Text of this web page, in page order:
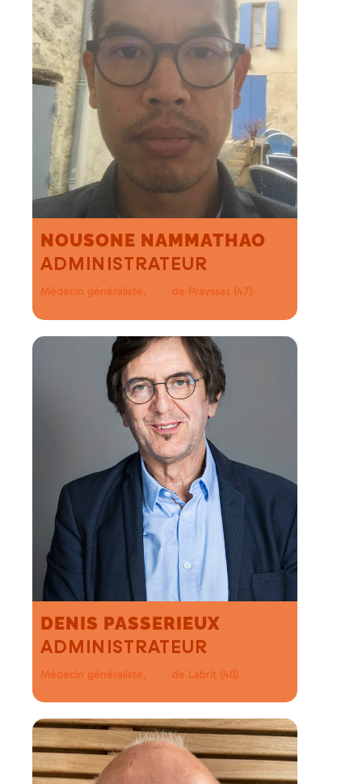
NOUSONE NAMMATHAO
ADMINISTRATEUR
Médecin généraliste, de Prayssas (47)
DENIS PASSERIEUX
ADMINISTRATEUR
Médecin généraliste, de Labrit (40)